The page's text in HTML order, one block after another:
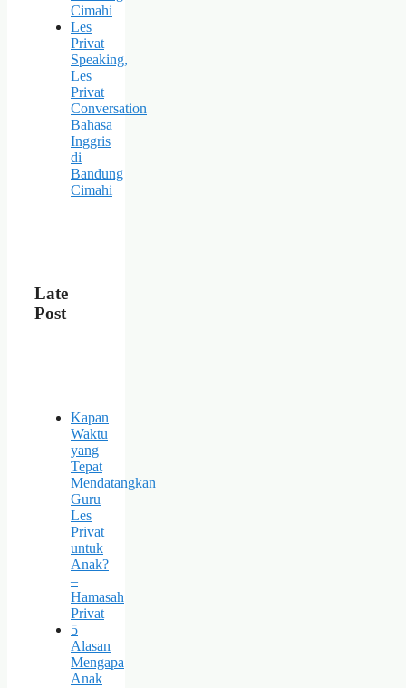
Cimahi
Les
Privat
Speaking,
Les
Privat
Conversation
Bahasa
Inggris
di
Bandung
Cimahi
Late
Post
Kapan
Waktu
yang
Tepat
Mendatangkan
Guru
Les
Privat
untuk
Anak?
–
Hamasah
Privat
5
Alasan
Mengapa
Anak